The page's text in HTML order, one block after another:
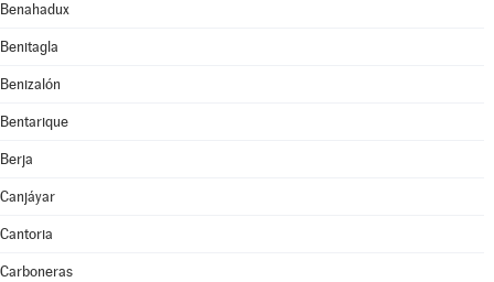
Benahadux
Benitagla
Benizalón
Bentarique
Berja
Canjáyar
Cantoria
Carboneras